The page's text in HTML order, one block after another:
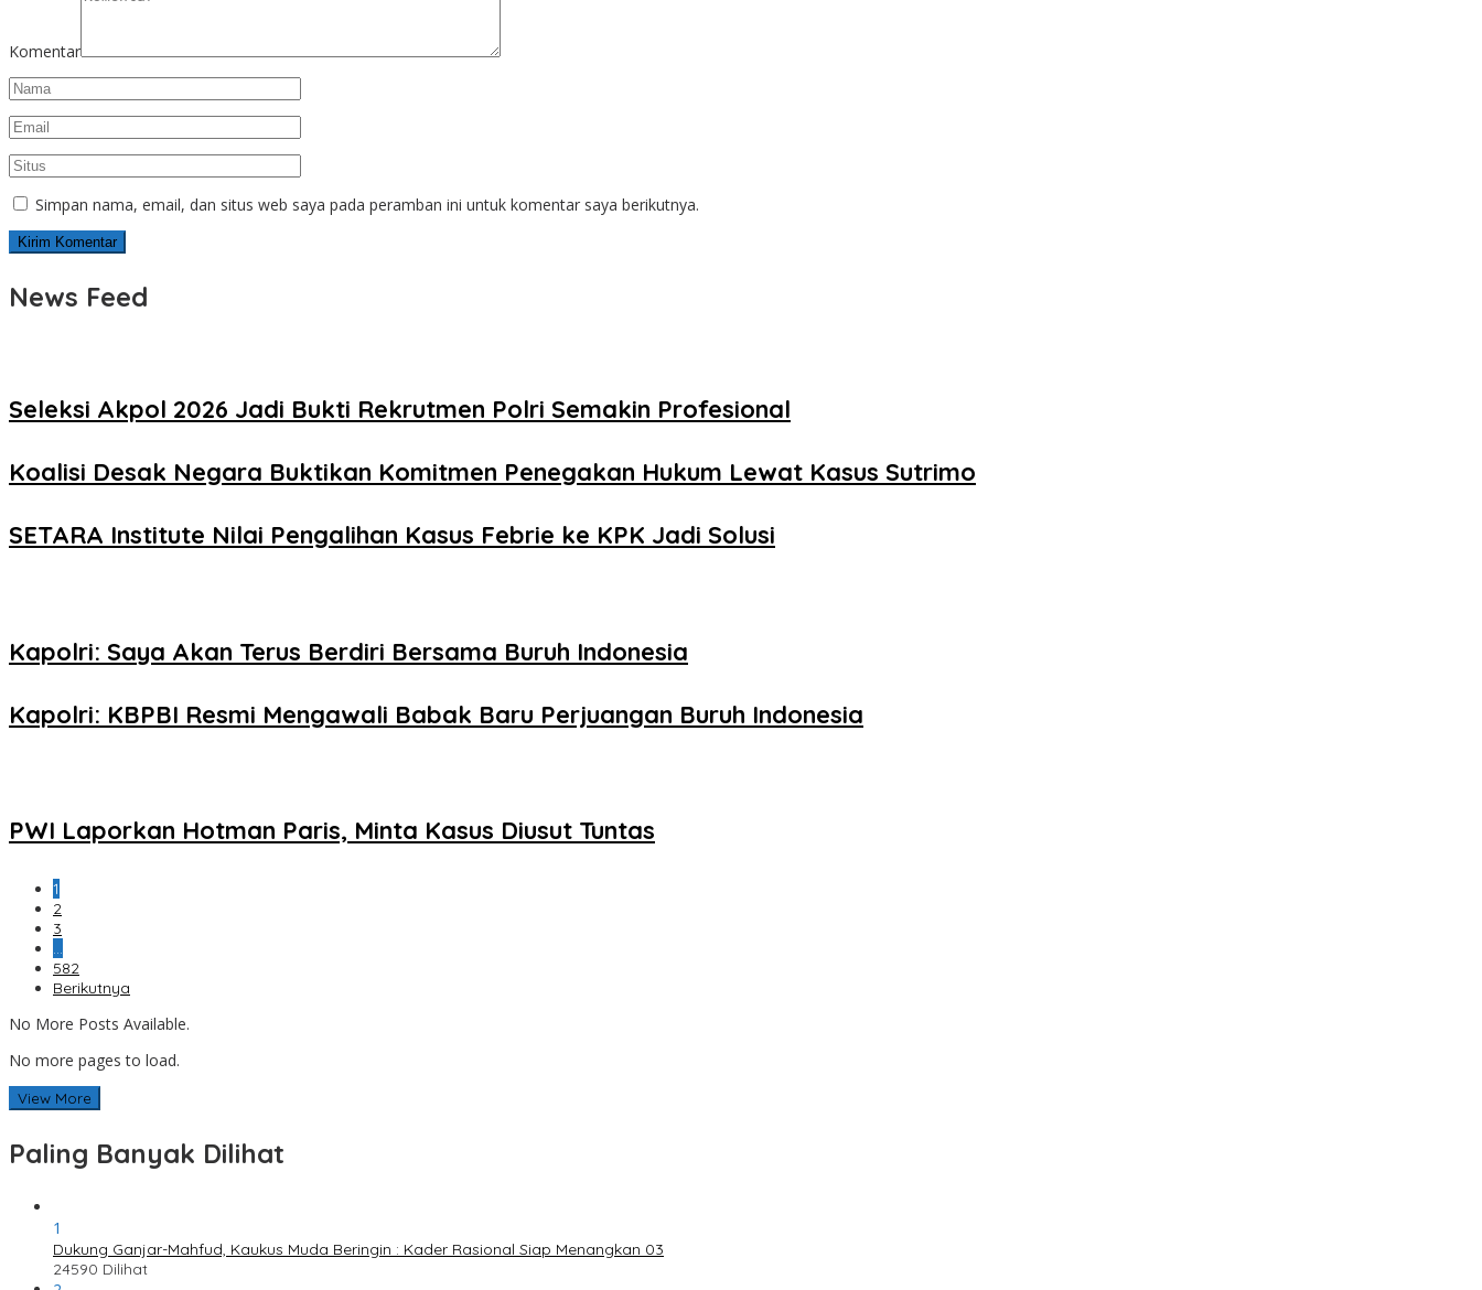
Komentar
Simpan nama, email, dan situs web saya pada peramban ini untuk komentar saya berikutnya.
News Feed
Seleksi Akpol 2026 Jadi Bukti Rekrutmen Polri Semakin Profesional
Koalisi Desak Negara Buktikan Komitmen Penegakan Hukum Lewat Kasus Sutrimo
SETARA Institute Nilai Pengalihan Kasus Febrie ke KPK Jadi Solusi
Kapolri: Saya Akan Terus Berdiri Bersama Buruh Indonesia
Kapolri: KBPBI Resmi Mengawali Babak Baru Perjuangan Buruh Indonesia
PWI Laporkan Hotman Paris, Minta Kasus Diusut Tuntas
1
2
3
582
Berikutnya
No More Posts Available.
No more pages to load.
View More
Paling Banyak Dilihat
1
Dukung Ganjar-Mahfud, Kaukus Muda Beringin : Kader Rasional Siap Menangkan 03
24590 Dilihat